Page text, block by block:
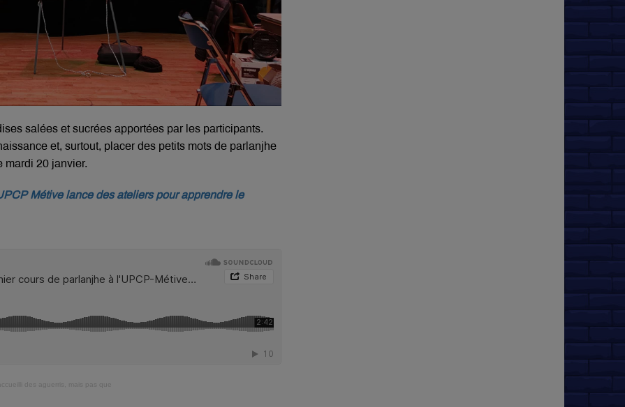
salées et sucrées apportées par les participants.
et, surtout, placer des petits mots de parlanjhe
mardi 20 janvier.
Métive lance des ateliers pour apprendre le
des aguerris, mais pas que